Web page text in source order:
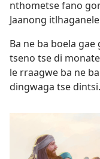
nthometse fano
Jaanong
Ba ne ba boela
tseno tse di
le rraagwe ba ne
dingwaga tse dintsi.